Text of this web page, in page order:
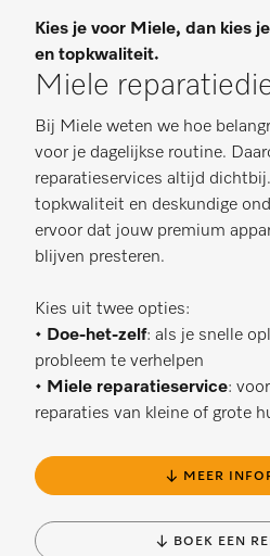
Kies je voor Miele, dan kies
en topkwaliteit.
Miele
Bij Miele weten we hoe
voor je dagelijkse routine.
reparatieservices altijd
topkwaliteit en deskundige
ervoor dat jouw premium
blijven presteren.
Kies uit twee opties:
• Doe-het-zelf: als je snelle
probleem te verhelpen
• Miele reparatieservice:
reparaties van kleine of grote
↓ MEER
↓ BOEK EEN